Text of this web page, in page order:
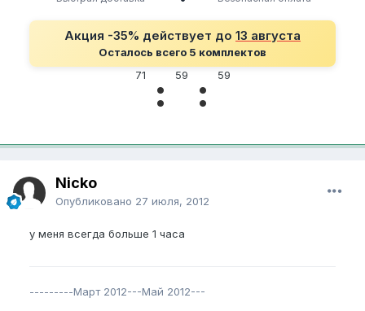
Акция -35% действует до 13 августа
Осталось всего 5 комплектов
59
59
71
Nicko
Опубликовано 27 июля, 2012
у меня всегда больше 1 часа
---------Март 2012---Май 2012---